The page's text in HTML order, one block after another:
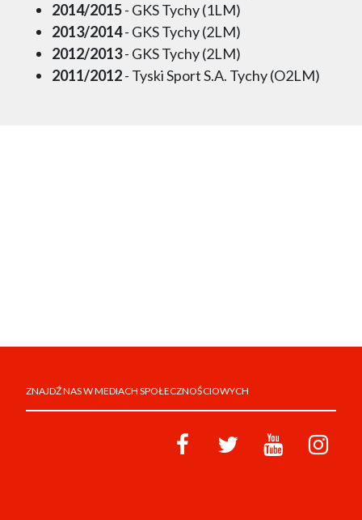
2014/2015- GKS Tychy (1LM)
2013/2014- GKS Tychy (2LM)
2012/2013- GKS Tychy (2LM)
2011/2012- Tyski Sport S.A. Tychy (O2LM)
ZNAJDŹ NAS W MEDIACH SPOŁECZNOŚCIOWYCH